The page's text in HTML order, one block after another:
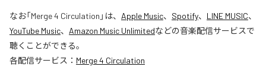
なお「Merge 4 Circulation 」は、 Apple Music、 Spotify、 LINE MUSIC、
YouTube Music、 Amazon Music Unlimitedなどの音楽配信サービスで
聴くことができる。
各配信サービス： Merge 4 Circulation